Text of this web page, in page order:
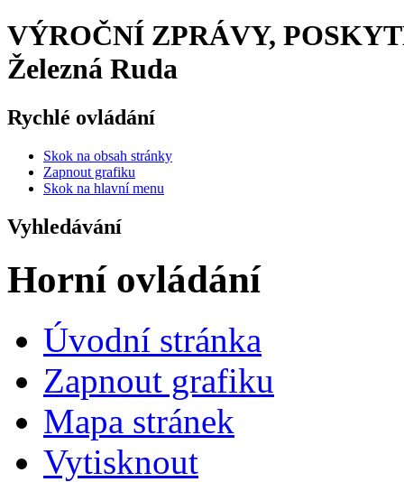
VÝROČNÍ ZPRÁVY,
Železná Ruda
Rychlé ovládání
Skok na obsah stránky
Zapnout grafiku
Skok na hlavní menu
Vyhledávání
Horní ovládání
Úvodní stránka
Zapnout grafiku
Mapa stránek
Vytisknout